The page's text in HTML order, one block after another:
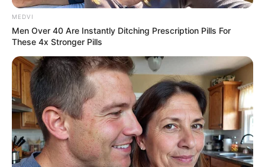
MEDVI
Men Over 40 Are Instantly Ditching Prescription Pills For
These 4x Stronger Pills